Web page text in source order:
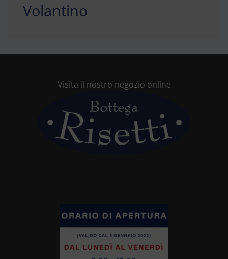
Volantino
Visita il nostro negozio online